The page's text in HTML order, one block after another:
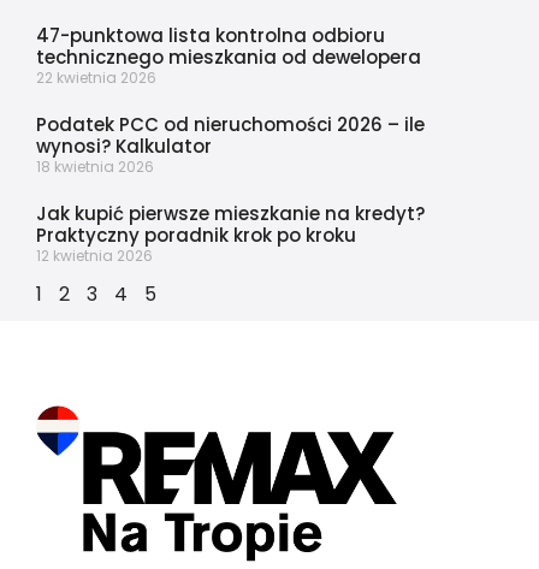
47-punktowa lista kontrolna odbioru
technicznego mieszkania od dewelopera
22 kwietnia 2026
Podatek PCC od nieruchomości 2026 – ile
wynosi? Kalkulator
18 kwietnia 2026
Jak kupić pierwsze mieszkanie na kredyt?
Praktyczny poradnik krok po kroku
12 kwietnia 2026
1 2 3 4 5